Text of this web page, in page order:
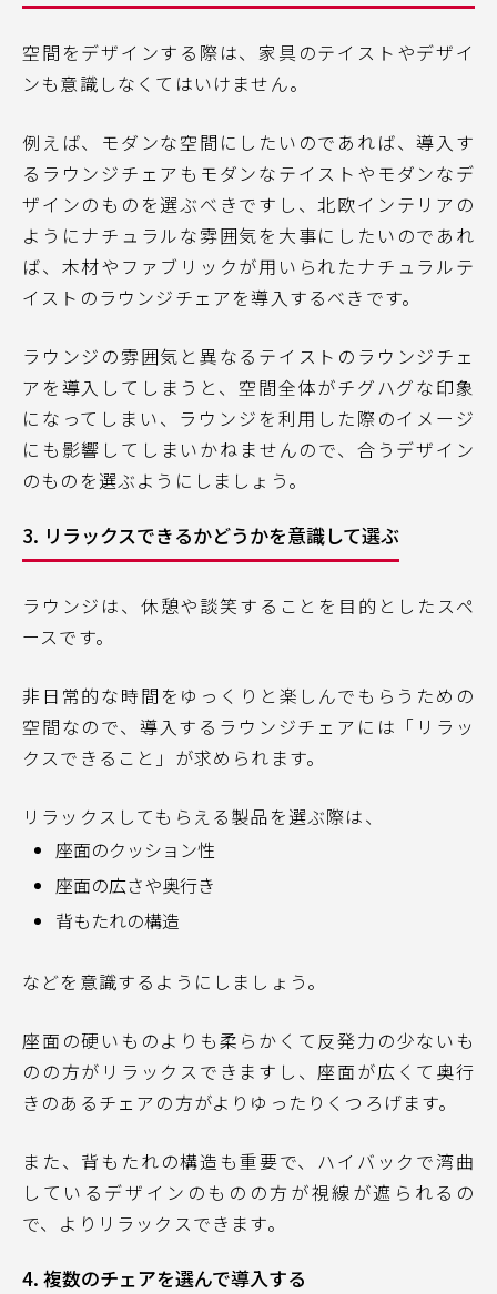
空間をデザインする際は、家具のテイストやデザイ
ンも意識しなくてはいけません。
例えば、モダンな空間にしたいのであれば、導入す
るラウンジチェアもモダンなテイストやモダンなデ
ザインのものを選ぶべきですし、北欧インテリアの
ようにナチュラルな雰囲気を大事にしたいのであれ
ば、木材やファブリックが用いられたナチュラルテ
イストのラウンジチェアを導入するべきです。
ラウンジの雰囲気と異なるテイストのラウンジチェ
アを導入してしまうと、空間全体がチグハグな印象
になってしまい、ラウンジを利用した際のイメージ
にも影響してしまいかねませんので、合うデザイン
のものを選ぶようにしましょう。
3. リラックスできるかどうかを意識して選ぶ
ラウンジは、休憩や談笑することを目的としたスペ
ースです。
非日常的な時間をゆっくりと楽しんでもらうための
空間なので、導入するラウンジチェアには「リラッ
クスできること」が求められます。
リラックスしてもらえる製品を選ぶ際は、
座面のクッション性
座面の広さや奥行き
背もたれの構造
などを意識するようにしましょう。
座面の硬いものよりも柔らかくて反発力の少ないも
のの方がリラックスできますし、座面が広くて奥行
きのあるチェアの方がよりゆったりくつろげます。
また、背もたれの構造も重要で、ハイバックで湾曲
しているデザインのものの方が視線が遮られるの
で、よりリラックスできます。
4. 複数のチェアを選んで導入する